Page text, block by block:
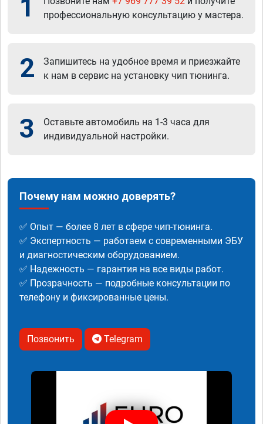
1
профессиональную консультацию у мастера.
2
Запишитесь на удобное время и приезжайте
к нам в сервис на установку чип тюнинга.
3
Оставьте автомобиль на 1-3 часа для
индивидуальной настройки.
Почему нам можно доверять?
✅ Опыт — более 8 лет в сфере чип-тюнинга.
✅ Экспертность — работаем с современными ЭБУ
и диагностическим оборудованием.
✅ Надежность — гарантия на все виды работ.
✅ Прозрачность — подробные консультации по
телефону и фиксированные цены.
Позвонить Telegram